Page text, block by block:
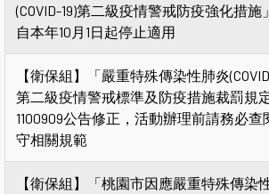
(COVID-19)第二級疫情警戒防疫強化措施
自本年10月1日起停止適用
【衛保組】「嚴重特殊傳染性肺炎
第二級疫情警戒標準及防疫措施裁罰規定
1100909公告修正，活動辦理前請務必查
守相關規範
【衛保組】「桃園市因應嚴重特殊傳染